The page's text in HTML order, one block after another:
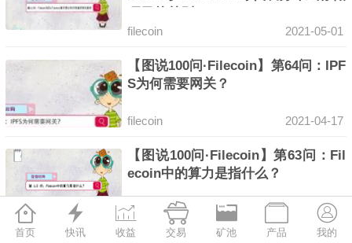
filecoin 2021-05-01
【图说100问·Filecoin】第64问：IPF
S为何需要网关？
filecoin 2021-04-17
【图说100问·Filecoin】第63问：Fil
ecoin中的算力是指什么？
filecoin 算力 2021-04-11

首页

快讯

收益

交易

矿池

产品

我的